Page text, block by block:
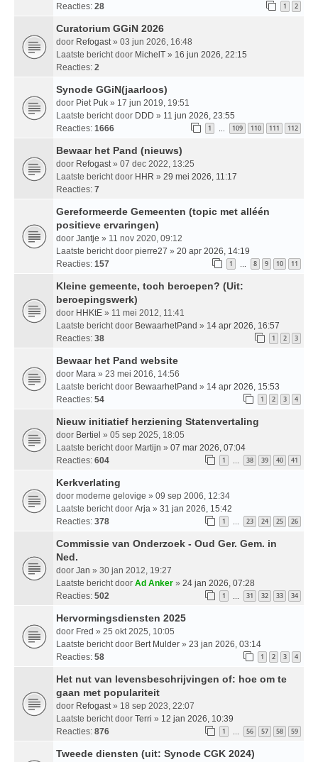
Reacties: 28 1 2
Curatorium GGiN 2026
door Refogast » 03 jun 2026, 16:48
Laatste bericht door MichelT » 16 jun 2026, 22:15
Reacties: 2
Synode GGiN(jaarloos)
door Piet Puk » 17 jun 2019, 19:51
Laatste bericht door DDD » 11 jun 2026, 23:55
Reacties: 1666 1 … 109 110 111 112
Bewaar het Pand (nieuws)
door Refogast » 07 dec 2022, 13:25
Laatste bericht door HHR » 29 mei 2026, 11:17
Reacties: 7
Gereformeerde Gemeenten (topic met alléén
positieve ervaringen)
door Jantje » 11 nov 2020, 09:12
Laatste bericht door pierre27 » 20 apr 2026, 14:19
Reacties: 157 1 … 8 9 10 11
Kleine gemeente, toch beroepen? (Uit:
beroepingswerk)
door HHKtE » 11 mei 2012, 11:41
Laatste bericht door BewaarhetPand » 14 apr 2026, 16:57
Reacties: 38 1 2 3
Bewaar het Pand website
door Mara » 23 mei 2016, 14:56
Laatste bericht door BewaarhetPand » 14 apr 2026, 15:53
Reacties: 54 1 2 3 4
Nieuw initiatief herziening Statenvertaling
door Bertiel » 05 sep 2025, 18:05
Laatste bericht door Martijn » 07 mar 2026, 07:04
Reacties: 604 1 … 38 39 40 41
Kerkverlating
door moderne gelovige » 09 sep 2006, 12:34
Laatste bericht door Arja » 31 jan 2026, 15:42
Reacties: 378 1 … 23 24 25 26
Commissie van Onderzoek - Oud Ger. Gem. in
Ned.
door Jan » 30 jan 2012, 19:27
Laatste bericht door Ad Anker » 24 jan 2026, 07:28
Reacties: 502 1 … 31 32 33 34
Hervormingsdiensten 2025
door Fred » 25 okt 2025, 10:05
Laatste bericht door Bert Mulder » 23 jan 2026, 03:14
Reacties: 58 1 2 3 4
Het nut van levensbeschrijvingen of: hoe om te
gaan met populariteit
door Refogast » 18 sep 2023, 22:07
Laatste bericht door Terri » 12 jan 2026, 10:39
Reacties: 876 1 … 56 57 58 59
Tweede diensten (uit: Synode CGK 2024)